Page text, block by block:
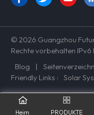
© 2026 Guangzhou
Rechte vorbehalten IPv6
Blog
|
Friendly Links :
Solar
Heim PRODUKTE